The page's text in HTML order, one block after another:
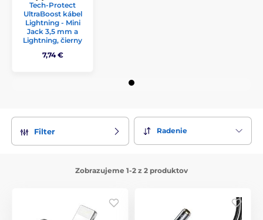
Tech-Protect
UltraBoost kábel
Lightning - Mini
Jack 3,5 mm a
Lightning, čierny
7,74 €
Filter Radenie
Zobrazujeme 1-2 z 2 produktov